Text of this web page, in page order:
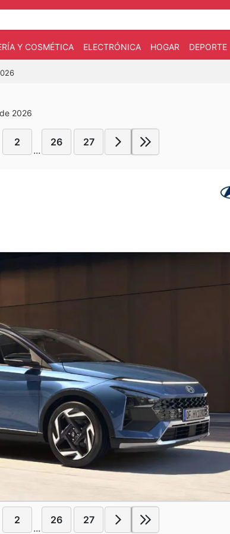
Y COSMÉTICA ELECTRÓNICA HOGAR DEPORTE
2026
2
...
26 27
2
...
26 27